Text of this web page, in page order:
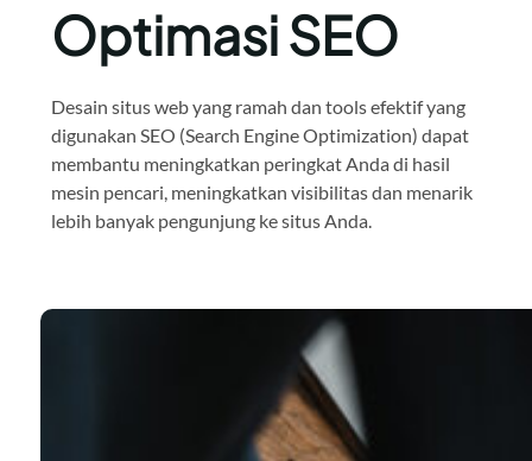
Optimasi SEO
Desain situs web yang ramah dan tools efektif yang
digunakan SEO (Search Engine Optimization) dapat
membantu meningkatkan peringkat Anda di hasil
mesin pencari, meningkatkan visibilitas dan menarik
lebih banyak pengunjung ke situs Anda.